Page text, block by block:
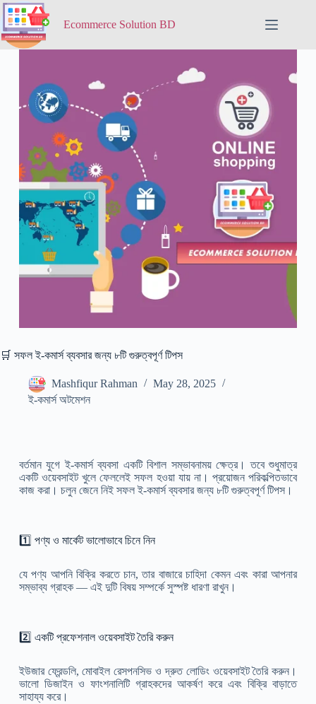
Ecommerce Solution BD
🛒 সফল ই-কমার্স ব্যবসার জন্য ৮টি গুরুত্বপূর্ণ টিপস
Mashfiqur Rahman
May 28, 2025
ই-কমার্স অটমেশন
বর্তমান যুগে ই-কমার্স ব্যবসা একটি বিশাল সম্ভাবনাময় ক্ষেত্র। তবে শুধুমাত্র
একটি ওয়েবসাইট খুলে ফেললেই সফল হওয়া যায় না। প্রয়োজন পরিকল্পিতভাবে
কাজ করা। চলুন জেনে নিই সফল ই-কমার্স ব্যবসার জন্য ৮টি গুরুত্বপূর্ণ টিপস।
1️⃣ পণ্য ও মার্কেট ভালোভাবে চিনে নিন
যে পণ্য আপনি বিক্রি করতে চান, তার বাজারে চাহিদা কেমন এবং কারা আপনার
সম্ভাব্য গ্রাহক — এই দুটি বিষয় সম্পর্কে সুস্পষ্ট ধারণা রাখুন।
2️⃣ একটি প্রফেশনাল ওয়েবসাইট তৈরি করুন
ইউজার ফ্রেন্ডলি, মোবাইল রেসপনসিভ ও দ্রুত লোডিং ওয়েবসাইট তৈরি করুন।
ভালো ডিজাইন ও ফাংশনালিটি গ্রাহকদের আকর্ষণ করে এবং বিক্রি বাড়াতে
সাহায্য করে।